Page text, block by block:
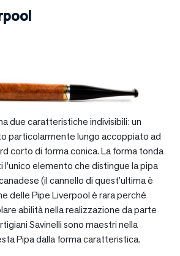
due caratteristiche indivisibili: un
particolarmente lungo accoppiato ad
corto di forma conica. La forma tonda
elemento che distingue la pipa
(il cannello di quest’ultima è
delle Pipe Liverpool è rara perché
abilità nella realizzazione da parte
Savinelli sono maestri nella
Pipa dalla forma caratteristica.